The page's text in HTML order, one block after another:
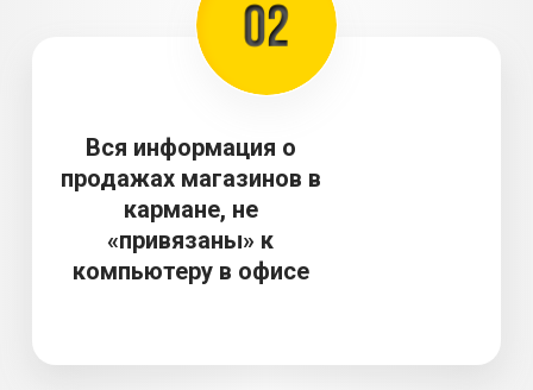
Вся информация о
продажах магазинов в
кармане, не
«привязаны» к
компьютеру в офисе